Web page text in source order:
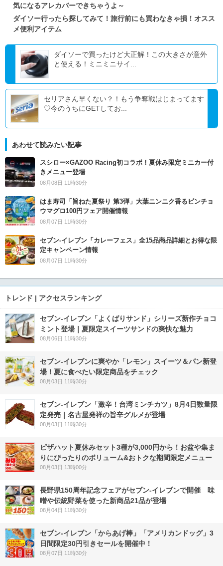
気になるアレカバーできちゃうよ～
ダイソー行ったら探してみて！旅行前にも買わなきゃ損！オスス
メ便利アイテム
ダイソーで買ったけど大正解！この大きさが意外
と使える！ミニミニサイ...
セリアさん早くない？！もう争奪戦はじまってます
♡今のうちにGETしてお...
あわせて読みたい記事
スシロー×GAZOO Racing初コラボ！夏休み限定ミニカー付
きメニュー登場
08月08日 11時30分
はま寿司「旨ねた夏祭り 第3弾」大葉ニンニク香るビンチョ
ウマグロ100円フェア開催情報
08月07日 11時30分
セブン‐イレブン「カレーフェス」全15品商品詳細とお得な限
定キャンペーン情報
08月07日 11時30分
トレンド | アクセスランキング
セブン‐イレブン「よくばりサンド」シリーズ新作チョコ
ミント登場｜夏限定スイーツサンドの爽快な魅力
08月06日 11時30分
セブン‐イレブンに爽やか「レモン」スイーツ＆パン新登
場！夏に食べたい限定商品をチェック
08月03日 11時30分
セブン-イレブン「激辛！台湾ミンチカツ」8月4日数量限
定発売｜名古屋発祥の旨辛グルメが登場
08月03日 11時30分
ピザハット夏休みセット3種が3,000円から！お盆や集ま
りにぴったりのボリューム&おトクな期間限定メニュー
08月03日 13時00分
長野県150周年記念フェアがセブン-イレブンで開催 味
噌や伝統野菜を使った新商品21品が登場
08月04日 11時30分
セブン‐イレブン「からあげ棒」「アメリカンドッグ」3
日間限定30円引きセールを開催中！
08月07日 11時30分